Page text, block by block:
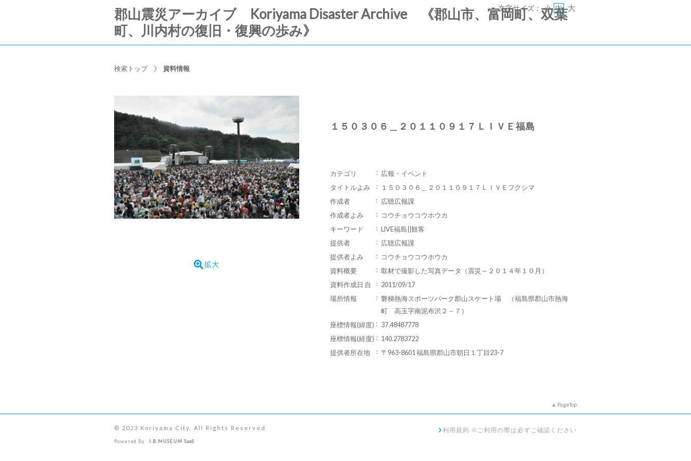
郡山震災アーカイブ Koriyama Disaster Archive 《郡山市、富岡町、双葉
町、川内村の復旧・復興の歩み》
文字サイズ： 小 中 大
検索トップ 資料情報
拡大
１５０３０６＿２０１１０９１７ＬＩＶＥ福島
カテゴリ
広報・イベント
タイトルよみ
１５０３０６＿２０１１０９１７ＬＩＶＥフクシマ
作成者
広聴広報課
作成者よみ
コウチョウコウホウカ
キーワード
LIVE福島||観客
提供者
広聴広報課
提供者よみ
コウチョウコウホウカ
資料概要
取材で撮影した写真データ（震災～２０１４年１０月）
資料作成日 自
2011/09/17
場所情報
磐梯熱海スポーツパーク郡山スケート場 （福島県郡山市熱海
町 高玉字南泥布沢２－７）
座標情報(緯度)
37.48487778
座標情報(経度)
140.2783722
提供者所在地
〒963-8601 福島県郡山市朝日１丁目23-7
PageTop
利用規約 ※ご利用の際は必ずご確認ください
© 2023 Koriyama City. All Rights Reserved
Powered By I.B.MUSEUM SaaS